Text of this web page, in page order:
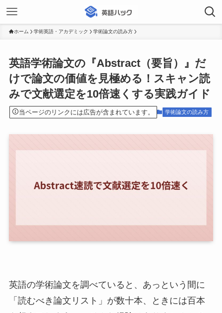
ホーム 学術英語・アカデミック 学術論文の読み方
英語学術論文の『Abstract（要旨）』だ
けで論文の価値を見極める！スキャン読
みで文献選定を10倍速くする実践ガイド
当ページのリンクには広告が含まれています。 学術論文の読み方
英語の学術論文を調べていると、あっという間に
「読むべき論文リスト」が数十本、ときには百本